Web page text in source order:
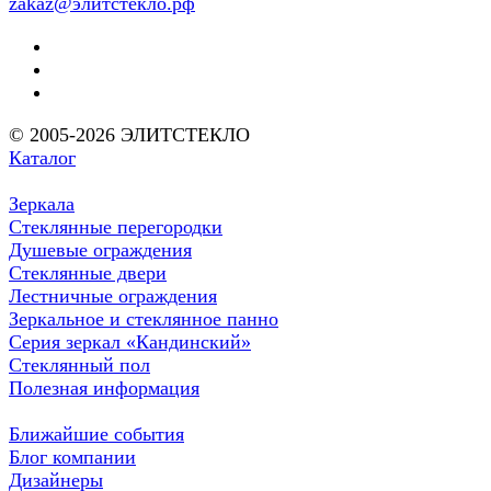
© 2005-2026 ЭЛИТСТЕКЛО
Каталог
Зеркала
Стеклянные перегородки
Душевые ограждения
Стеклянные двери
Лестничные ограждения
Зеркальное и стеклянное панно
Серия зеркал «Кандинский»
Стеклянный пол
Полезная информация
Ближайшие события
Блог компании
Дизайнеры